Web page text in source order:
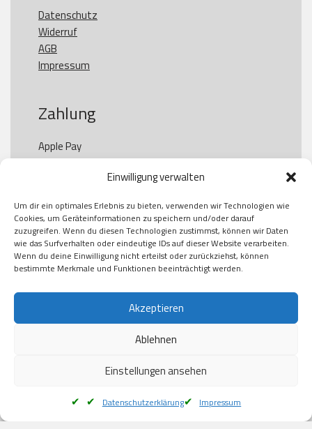
Einwilligung verwalten
Um dir ein optimales Erlebnis zu bieten, verwenden wir Technologien wie
Cookies, um Geräteinformationen zu speichern und/oder darauf
zuzugreifen. Wenn du diesen Technologien zustimmst, können wir Daten
wie das Surfverhalten oder eindeutige IDs auf dieser Website verarbeiten.
Wenn du deine Einwilligung nicht erteilst oder zurückziehst, können
bestimmte Merkmale und Funktionen beeinträchtigt werden.
Akzeptieren
Ablehnen
Einstellungen ansehen
Datenschutzerklärung Impressum
Datenschutz
Widerruf
AGB
Impressum
Zahlung
Apple Pay
Paypal
Kauf auf Rechung
Klarna
American Express